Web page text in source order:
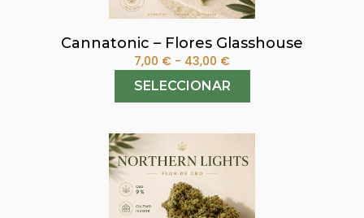
Cannatonic – Flores Glasshouse
7,00 € - 43,00 €
SELECCIONAR